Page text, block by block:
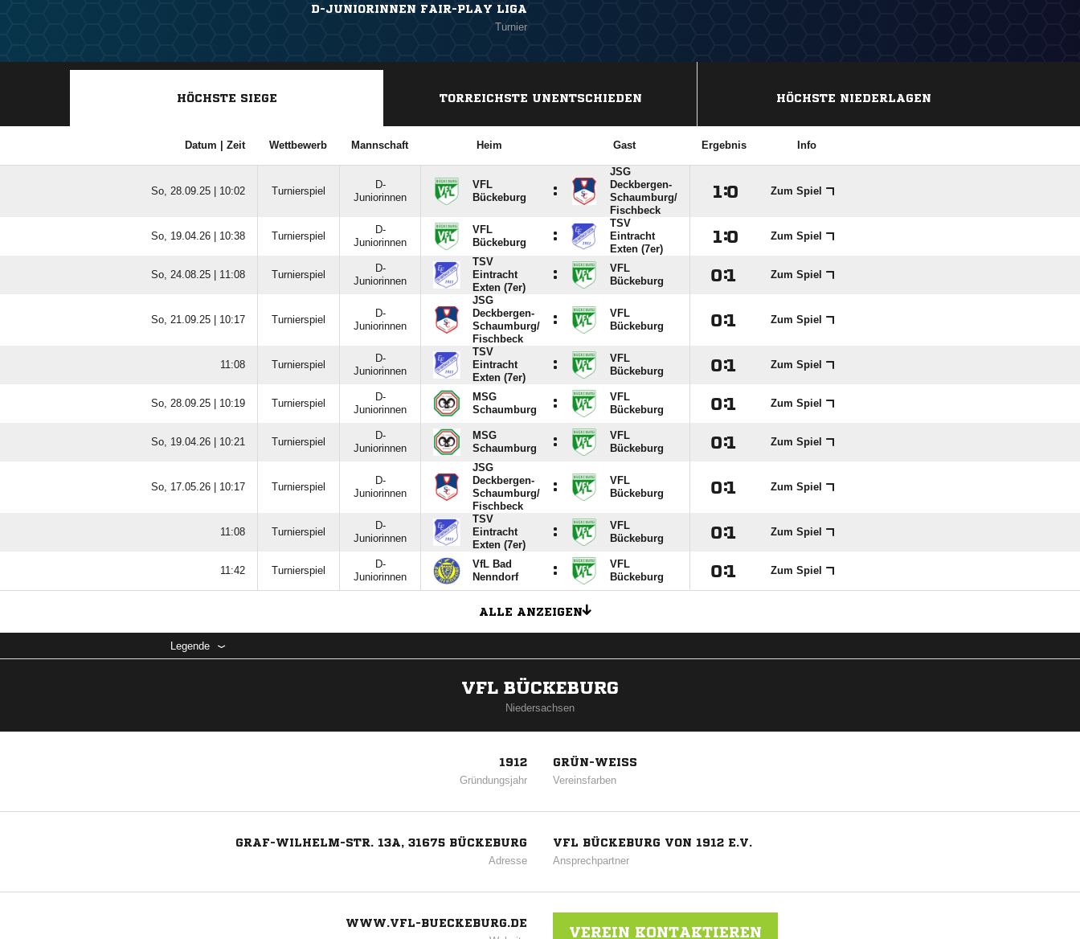
D-JUNIORINNEN FAIR-PLAY LIGA
Turnier
HÖCHSTE SIEGE TORREICHSTE UNENTSCHIEDEN HÖCHSTE NIEDERLAGEN
Datum | Zeit Wettbewerb Mannschaft Heim Gast Ergebnis Info
So, 28.09.25 | 10:02 Turnierspiel
D-
Juniorinnen
VFL
Bückeburg
:
JSG
Deckbergen-
Schaumburg/​
Fischbeck
: Zum Spiel
So, 19.04.26 | 10:38 Turnierspiel
D-
Juniorinnen
VFL
Bückeburg
:
TSV
Eintracht
Exten (7er)
: Zum Spiel
So, 24.08.25 | 11:08 Turnierspiel
D-
Juniorinnen
TSV
Eintracht
Exten (7er)
:
VFL
Bückeburg
: Zum Spiel
So, 21.09.25 | 10:17 Turnierspiel
D-
Juniorinnen
JSG
Deckbergen-
Schaumburg/​
Fischbeck
:
VFL
Bückeburg
: Zum Spiel
11:08 Turnierspiel
D-
Juniorinnen
TSV
Eintracht
Exten (7er)
:
VFL
Bückeburg
: Zum Spiel
So, 28.09.25 | 10:19 Turnierspiel
D-
Juniorinnen
MSG
Schaumburg
:
VFL
Bückeburg
: Zum Spiel
So, 19.04.26 | 10:21 Turnierspiel
D-
Juniorinnen
MSG
Schaumburg
:
VFL
Bückeburg
: Zum Spiel
So, 17.05.26 | 10:17 Turnierspiel
D-
Juniorinnen
JSG
Deckbergen-
Schaumburg/​
Fischbeck
:
VFL
Bückeburg
: Zum Spiel
11:08 Turnierspiel
D-
Juniorinnen
TSV
Eintracht
Exten (7er)
:
VFL
Bückeburg
: Zum Spiel
11:42 Turnierspiel
D-
Juniorinnen
VfL Bad
Nenndorf
:
VFL
Bückeburg
: Zum Spiel
ALLE ANZEIGEN
Legende
VFL BÜCKEBURG
Niedersachsen
1912
Gründungsjahr
GRÜN-WEISS
Vereinsfarben
GRAF-WILHELM-STR. 13A, 31675 BÜCKEBURG
Adresse
VFL BÜCKEBURG VON 1912 E.V.
Ansprechpartner
WWW.VFL-BUECKEBURG.DE
VEREIN KONTAKTIEREN